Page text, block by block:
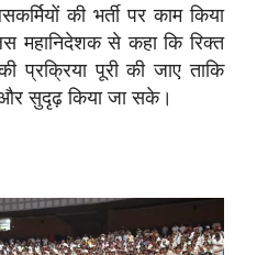
की भर्ती पर काम किया
महानिदेशक से कहा कि रिक्त
प्रक्रिया पूरी की जाए ताकि
और सुदृढ़ किया जा सके।